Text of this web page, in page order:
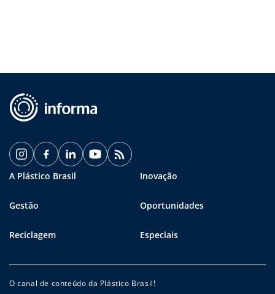
A Plástico Brasil Inovação
Gestão Oportunidades
Reciclagem Especiais
O canal de conteúdo da Plástico Brasil!